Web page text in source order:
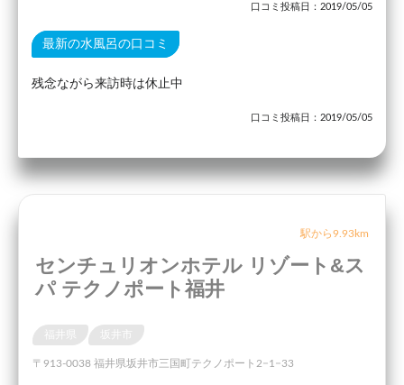
口コミ投稿日：2019/05/05
最新の水風呂の口コミ
残念ながら来訪時は休止中
口コミ投稿日：2019/05/05
駅から9.93km
センチュリオンホテル リゾート&ス
パ テクノポート福井
坂井市
〒913-0038 福井県坂井市三国町テクノポート2−1−33